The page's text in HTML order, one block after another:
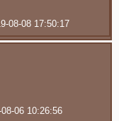
08-08 17:50:17
06 10:26:56